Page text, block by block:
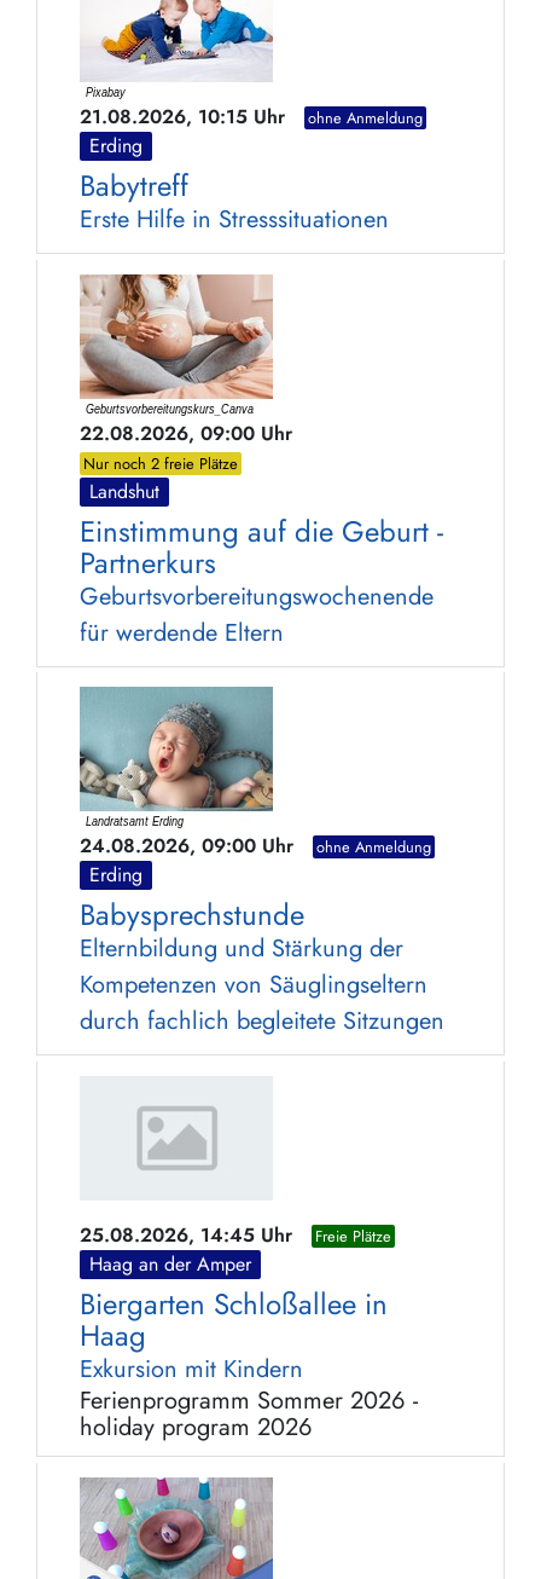
21.08.2026, 10:15 Uhr ohne Anmeldung
Erding
Babytreff
Erste Hilfe in Stresssituationen
22.08.2026, 09:00 Uhr
Nur noch 2 freie Plätze
Landshut
Einstimmung auf die Geburt -
Partnerkurs
Geburtsvorbereitungswochenende
für werdende Eltern
24.08.2026, 09:00 Uhr ohne Anmeldung
Erding
Babysprechstunde
Elternbildung und Stärkung der
Kompetenzen von Säuglingseltern
durch fachlich begleitete Sitzungen
25.08.2026, 14:45 Uhr Freie Plätze
Haag an der Amper
Biergarten Schloßallee in
Haag
Exkursion mit Kindern
Ferienprogramm Sommer 2026 -
holiday program 2026